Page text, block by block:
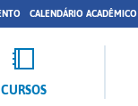
CALENDÁRIO ACADÊMICO
CURSOS